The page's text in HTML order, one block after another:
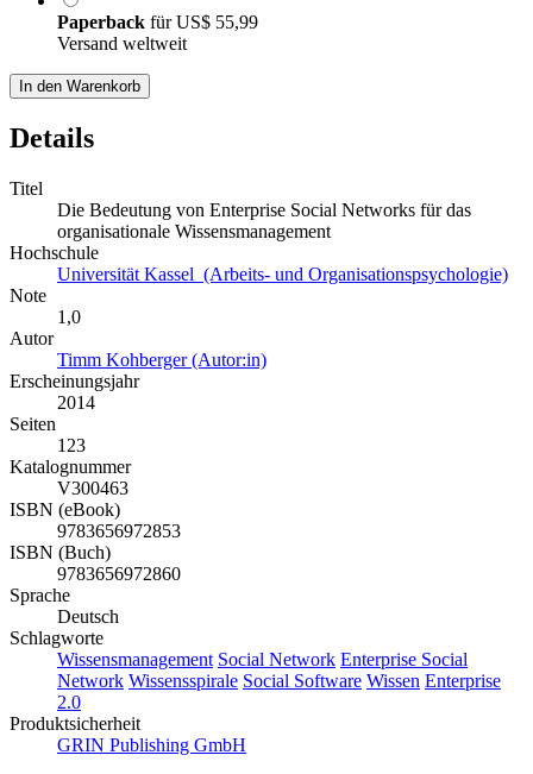
Paperback fürUS$ 55,99
Versand weltweit
In den Warenkorb
Details
Titel
Die Bedeutung von Enterprise Social Networks für das
organisationale Wissensmanagement
Hochschule
Universität Kassel (Arbeits- und Organisationspsychologie)
Note
1,0
Autor
Timm Kohberger (Autor:in)
Erscheinungsjahr
2014
Seiten
123
Katalognummer
V300463
ISBN (eBook)
9783656972853
ISBN (Buch)
9783656972860
Sprache
Deutsch
Schlagworte
Wissensmanagement Social Network Enterprise Social
Network Wissensspirale Social Software Wissen Enterprise
2.0
Produktsicherheit
GRIN Publishing GmbH